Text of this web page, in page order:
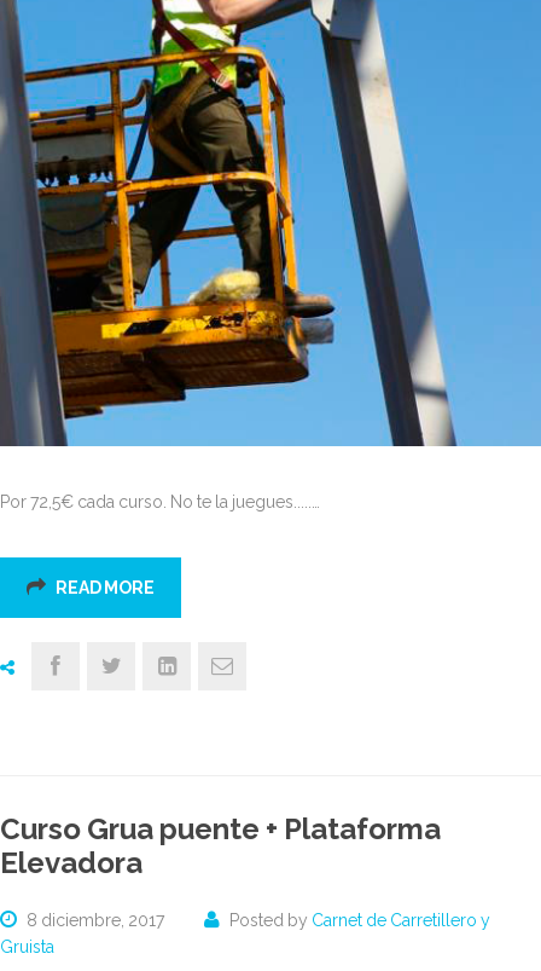
Por 72,5€ cada curso. No te la juegues.....…
READ MORE
Curso Grua puente + Plataforma
Elevadora
8 diciembre, 2017 Posted by Carnet de Carretillero y
Gruista